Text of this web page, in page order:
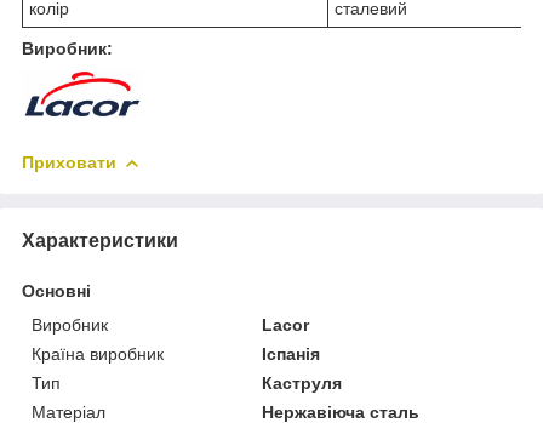
колір
сталевий
Виробник:
Приховати
Характеристики
Основні
Виробник
Lacor
Країна виробник
Іспанія
Тип
Каструля
Матеріал
Нержавіюча сталь